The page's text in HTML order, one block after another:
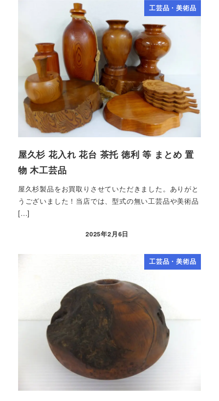
工芸品・美術品
屋久杉 花入れ 花台 茶托 徳利 等 まとめ 置
物 木工芸品
屋久杉製品をお買取りさせていただきました。ありがと
うございました！当店では、型式の無い工芸品や美術品
[…]
2025年2月6日
工芸品・美術品